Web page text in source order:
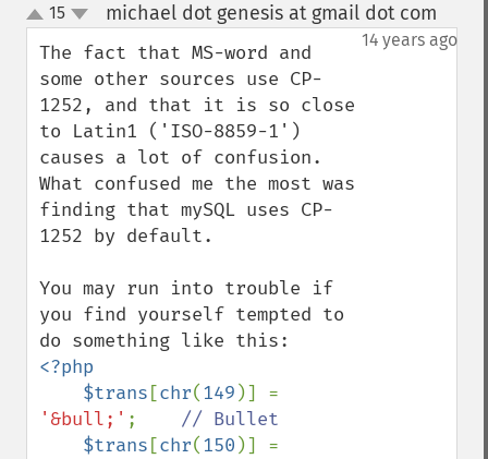
up
down
15 michael dot genesis at gmail dot com
14 years ago
The fact that MS-word and
some other sources use CP-
1252, and that it is so close
to Latin1 ('ISO-8859-1')
causes a lot of confusion.
What confused me the most was
finding that mySQL uses CP-
1252 by default.
You may run into trouble if
you find yourself tempted to
<?php
    $trans
[chr(149
'&bull;' ; // Bullet
$trans [chr(150